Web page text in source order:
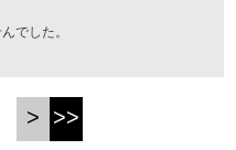
でした。
> >>